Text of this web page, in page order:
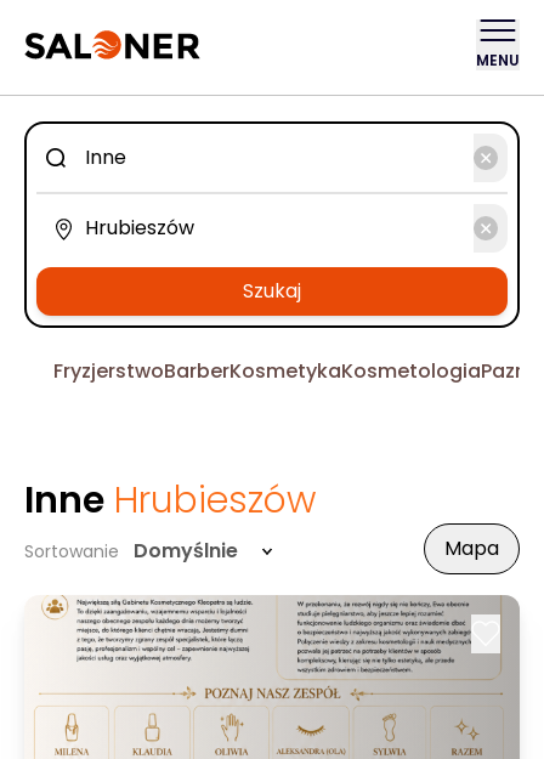
MENU
Szukaj
FryzjerstwoBarberKosmetykaKosmetologia
Inne Hrubieszów
Sortowanie Domyślnie Mapa